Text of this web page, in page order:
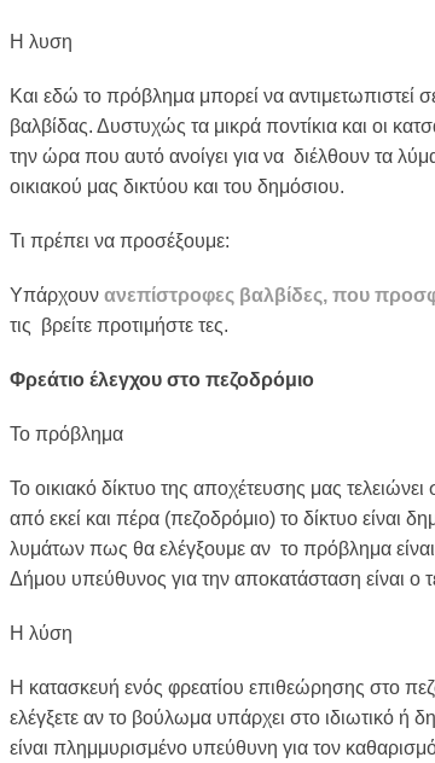
Η λυση
Και εδώ το πρόβλημα μπορεί να
βαλβίδας. Δυστυχώς τα μικρά ποντίκια και οι
την ώρα που αυτό ανοίγει για να διέλθουν τα
οικιακού μας δικτύου και του δημόσιου.
Τι πρέπει να προσέξουμε:
Υπάρχουν ανεπίστροφες βαλβίδες, που
τις βρείτε προτιμήστε τες.
Φρεάτιο έλεγχου στο πεζοδρόμιο
Το πρόβλημα
Το οικιακό δίκτυο της αποχέτευσης μας
από εκεί και πέρα (πεζοδρόμιο) το δίκτυο είναι
λυμάτων πως θα ελέγξουμε αν το πρόβλημα
Δήμου υπεύθυνος για την αποκατάσταση είναι ο
Η λύση
Η κατασκευή ενός φρεατίου επιθεώρησης στο
ελέγξετε αν το βούλωμα υπάρχει στο ιδιωτικό ή
είναι πλημμυρισμένο υπεύθυνη για τον